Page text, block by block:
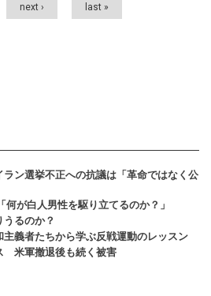
next › last »
ン選挙不正への抗議は「革命ではなく公
何が白人男性を駆り立てるのか？」
るのか？
義者たちから学ぶ反戦運動のレッスン
米軍撤退後も続く被害